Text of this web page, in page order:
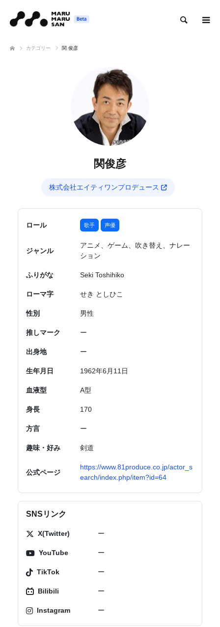
カテゴリー 関 俊彦
関俊彦
株式会社エイティワンプロデュース
ロール 歌手 声優
ジャンル
アニメ、ゲーム、吹き替え、ナレー
ション
ふりがな Seki Toshihiko
ローマ字 せき としひこ
性別 男性
推しマーク ー
出身地 ー
生年月日 1962年6月11日
血液型 A型
身長 170
方言 ー
趣味・好み 剣道
公式ページ
https://www.81produce.co.jp/actor_s
earch/index.php/item?id=64
SNSリンク
X(Twitter) ー
YouTube ー
TikTok ー
Bilibili ー
Instagram ー